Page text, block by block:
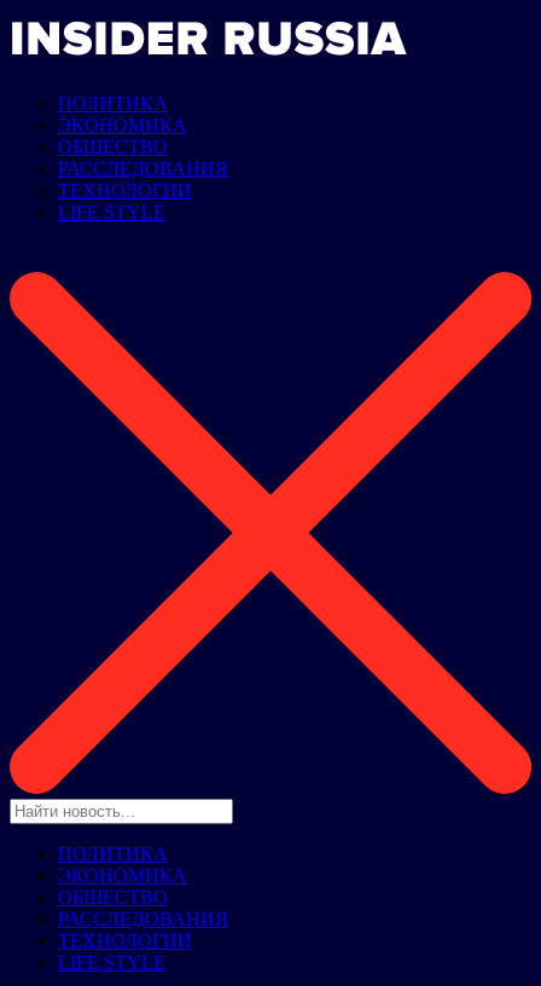
ПОЛИТИКА
ЭКОНОМИКА
ОБЩЕСТВО
РАССЛЕДОВАНИЯ
ТЕХНОЛОГИИ
LIFE STYLE
ПОЛИТИКА
ЭКОНОМИКА
ОБЩЕСТВО
РАССЛЕДОВАНИЯ
ТЕХНОЛОГИИ
LIFE STYLE